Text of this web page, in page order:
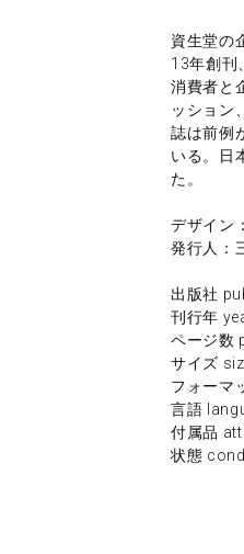
資生堂の
13年創刊
消費者と
ッション
誌は前例
いる。日
た。
デザイン
発行人：
出版社
刊行年
ページ数
サイズ
フォーマ
言語
付属品
状態